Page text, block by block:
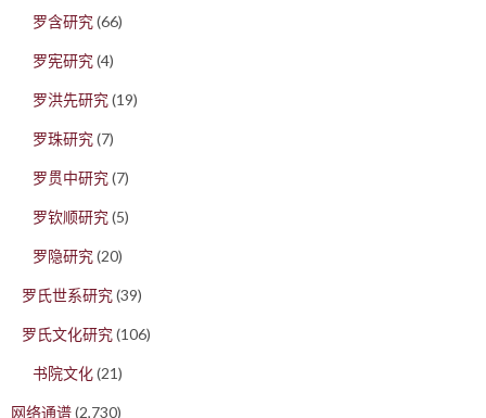
罗含研究(66)
罗宪研究(4)
罗洪先研究(19)
罗珠研究(7)
罗贯中研究(7)
罗钦顺研究(5)
罗隐研究(20)
罗氏世系研究(39)
罗氏文化研究(106)
书院文化(21)
网络通谱(2,730)